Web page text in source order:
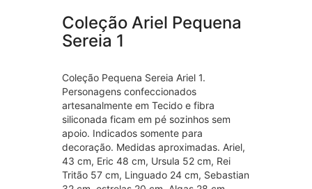
Coleção Ariel Pequena
Sereia 1
Coleção Pequena Sereia Ariel 1.
Personagens confeccionados
artesanalmente em Tecido e fibra
siliconada ficam em pé sozinhos sem
apoio. Indicados somente para
decoração. Medidas aproximadas. Ariel,
43 cm, Eric 48 cm, Ursula 52 cm, Rei
Tritão 57 cm, Linguado 24 cm, Sebastian